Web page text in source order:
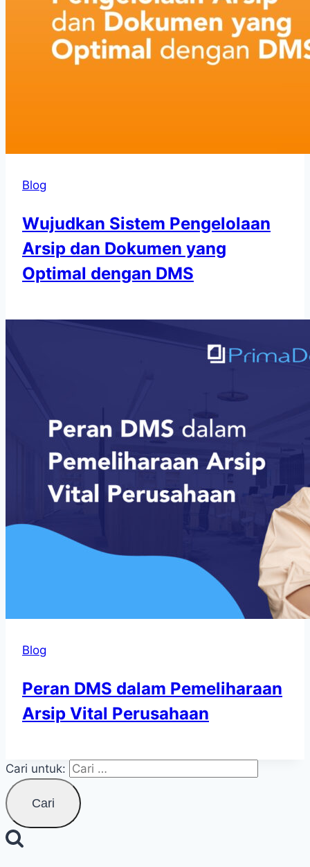
Blog
Wujudkan Sistem Pengelolaan
Arsip dan Dokumen yang
Optimal dengan DMS
Blog
Peran DMS dalam Pemeliharaan
Arsip Vital Perusahaan
Cari untuk: